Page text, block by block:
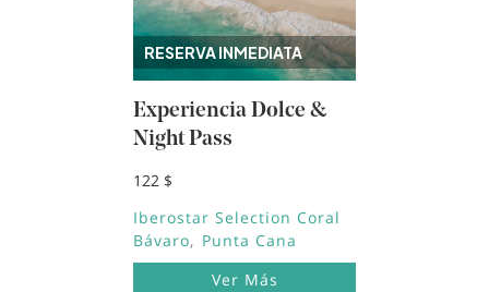
RESERVA INMEDIATA
Experiencia Dolce &
Night Pass
122 $
Iberostar Selection Coral
Bávaro
Punta Cana
Ver Más